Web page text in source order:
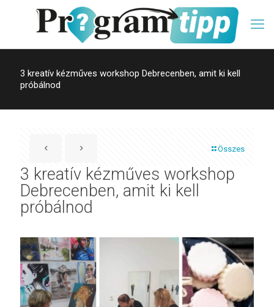
3 kreatív kézműves workshop Debrecenben, amit ki kell
próbálnod
Összes
3 kreatív kézműves workshop
Debrecenben, amit ki kell
próbálnod